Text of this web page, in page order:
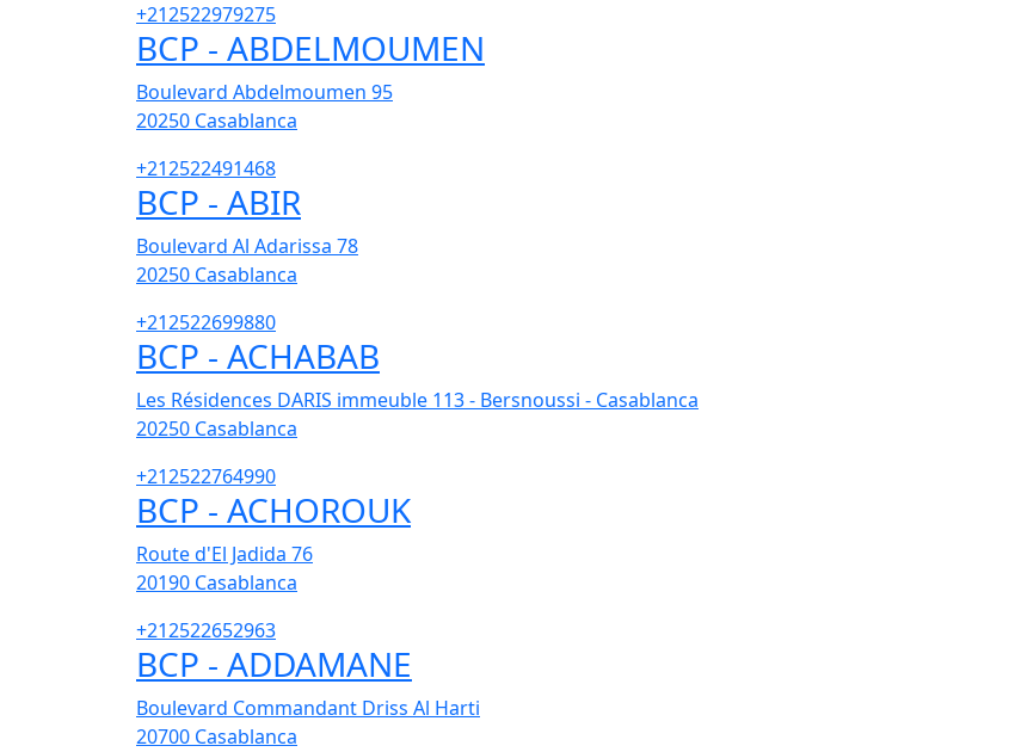
+212522979275
BCP - ABDELMOUMEN
Boulevard Abdelmoumen 95
20250 Casablanca
+212522491468
BCP - ABIR
Boulevard Al Adarissa 78
20250 Casablanca
+212522699880
BCP - ACHABAB
Les Résidences DARIS immeuble 113 - Bersnoussi - Casablanca
20250 Casablanca
+212522764990
BCP - ACHOROUK
Route d'El Jadida 76
20190 Casablanca
+212522652963
BCP - ADDAMANE
Boulevard Commandant Driss Al Harti
20700 Casablanca